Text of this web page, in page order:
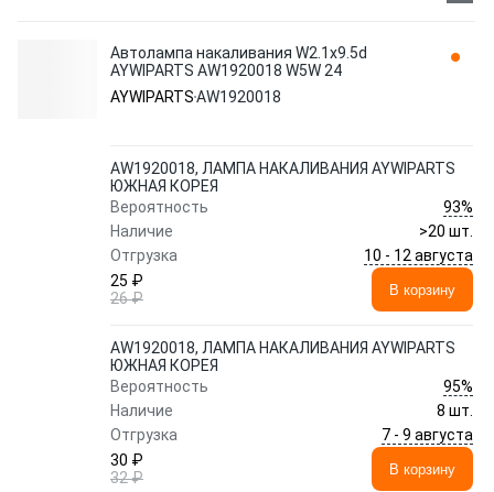
Автолампа накаливания W2.1x9.5d
AYWIPARTS AW1920018 W5W 24
AYWIPARTSAW1920018
AW1920018, ЛАМПА НАКАЛИВАНИЯ AYWIPARTS
ЮЖНАЯ КОРЕЯ
Вероятность
93%
Наличие
>20 шт.
Отгрузка
10 - 12 августа
25 ₽
26 ₽
В корзину
AW1920018, ЛАМПА НАКАЛИВАНИЯ AYWIPARTS
ЮЖНАЯ КОРЕЯ
Вероятность
95%
Наличие
8 шт.
Отгрузка
7 - 9 августа
30 ₽
32 ₽
В корзину